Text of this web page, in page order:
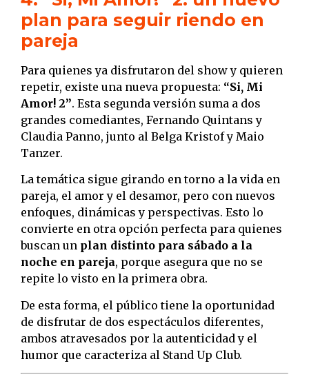
plan para seguir riendo en
pareja
Para quienes ya disfrutaron del show y quieren
repetir, existe una nueva propuesta: “Si, Mi
Amor! 2”. Esta segunda versión suma a dos
grandes comediantes, Fernando Quintans y
Claudia Panno, junto al Belga Kristof y Maio
Tanzer.
La temática sigue girando en torno a la vida en
pareja, el amor y el desamor, pero con nuevos
enfoques, dinámicas y perspectivas. Esto lo
convierte en otra opción perfecta para quienes
buscan un plan distinto para sábado a la
noche en pareja, porque asegura que no se
repite lo visto en la primera obra.
De esta forma, el público tiene la oportunidad
de disfrutar de dos espectáculos diferentes,
ambos atravesados por la autenticidad y el
humor que caracteriza al Stand Up Club.